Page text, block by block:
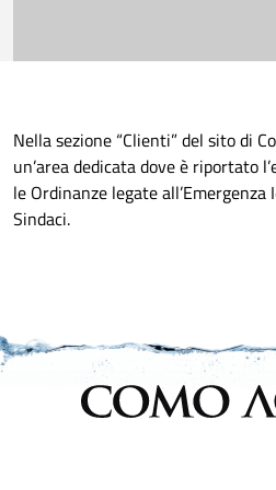
Nella sezione “Clienti” del sito di
un’area dedicata dove è riportato
le Ordinanze legate all’Emergenza
Sindaci.